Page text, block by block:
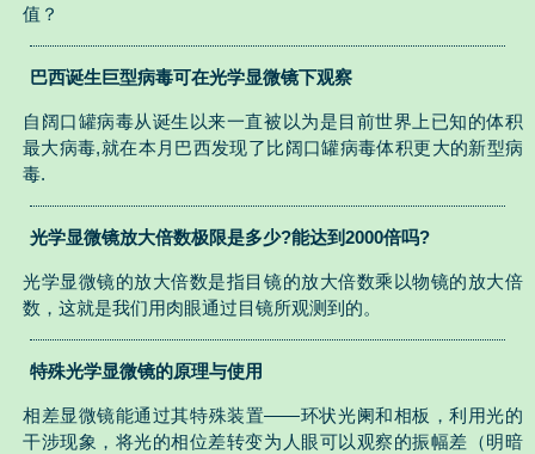
值？
巴西诞生巨型病毒可在光学显微镜下观察
自阔口罐病毒从诞生以来一直被以为是目前世界上已知的体积
最大病毒,就在本月巴西发现了比阔口罐病毒体积更大的新型病
毒.
光学显微镜放大倍数极限是多少?能达到2000倍吗?
光学显微镜的放大倍数是指目镜的放大倍数乘以物镜的放大倍
数，这就是我们用肉眼通过目镜所观测到的。
特殊光学显微镜的原理与使用
相差显微镜能通过其特殊装置——环状光阑和相板，利用光的
干涉现象，将光的相位差转变为人眼可以观察的振幅差（明暗